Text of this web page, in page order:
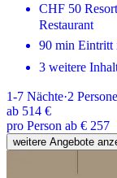
CHF 50
Restaurant
90 min Eintritt
3 weitere
1-7 Nächte·2
ab 514 €
pro Person ab € 257
weitere Angebote